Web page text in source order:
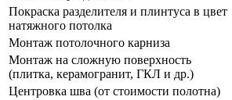
Покраска разделителя и плинтуса в цвет
натяжного потолка
Монтаж потолочного карниза
Монтаж на сложную поверхность
(плитка, керамогранит, ГКЛ и др.)
Центровка шва (от стоимости полотна)